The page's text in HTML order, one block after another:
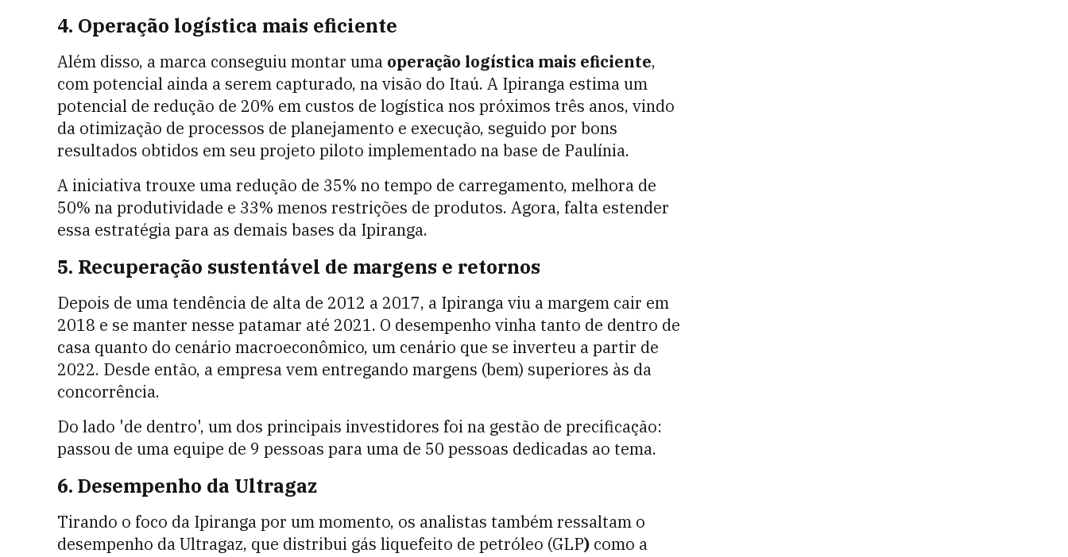
4. Operação logística mais eficiente
Além disso, a marca conseguiu montar uma operação logística mais eficiente,
com potencial ainda a serem capturado, na visão do Itaú. A Ipiranga estima um
potencial de redução de 20% em custos de logística nos próximos três anos, vindo
da otimização de processos de planejamento e execução, seguido por bons
resultados obtidos em seu projeto piloto implementado na base de Paulínia.
A iniciativa trouxe uma redução de 35% no tempo de carregamento, melhora de
50% na produtividade e 33% menos restrições de produtos. Agora, falta estender
essa estratégia para as demais bases da Ipiranga.
5. Recuperação sustentável de margens e retornos
Depois de uma tendência de alta de 2012 a 2017, a Ipiranga viu a margem cair em
2018 e se manter nesse patamar até 2021. O desempenho vinha tanto de dentro de
casa quanto do cenário macroeconômico, um cenário que se inverteu a partir de
2022. Desde então, a empresa vem entregando margens (bem) superiores às da
concorrência.
Do lado 'de dentro', um dos principais investidores foi na gestão de precificação:
passou de uma equipe de 9 pessoas para uma de 50 pessoas dedicadas ao tema.
6. Desempenho da Ultragaz
Tirando o foco da Ipiranga por um momento, os analistas também ressaltam o
desempenho da Ultragaz, que distribui gás liquefeito de petróleo (GLP) como a